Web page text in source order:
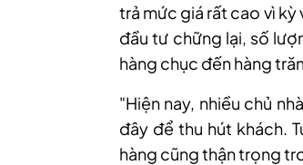
trả mức giá rất cao vì kỳ
đầu tư chững lại, số
hàng chục đến hàng
"Hiện nay, nhiều chủ
đây để thu hút khách.
hàng cũng thận trọng